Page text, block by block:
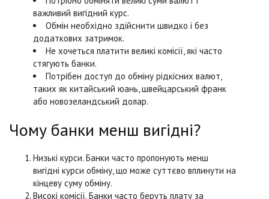
важливий вигідний курс.
Обмін необхідно здійснити швидко і без
додаткових затримок.
Не хочеться платити великі комісії, які часто
стягують банки.
Потрібен доступ до обміну рідкісних валют,
таких як китайський юань, швейцарський франк
або новозеландський долар.
Чому банки менш вигідні?
Низькі курси. Банки часто пропонують менш
вигідні курси обміну, що може суттєво вплинути на
кінцеву суму обміну.
Високі комісії. Банки часто беруть плату за